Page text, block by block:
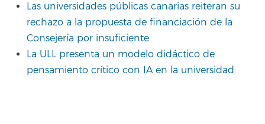
Las universidades públicas canarias reiteran su
rechazo a la propuesta de financiación de la
Consejería por insuficiente
La ULL presenta un modelo didáctico de
pensamiento crítico con IA en la universidad